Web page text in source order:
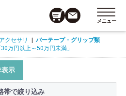
メニュー
クセサリ
バーテープ・グリップ類
30万円以上～50万円未満」
表示
帯で絞り込み